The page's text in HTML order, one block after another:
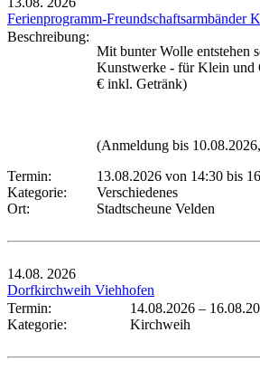
Ferienprogramm-Freundschaftsarmbänder
Beschreibung:
Mit bunter Wolle entstehen
Kunstwerke - für Klein und
€ inkl. Getränk)
(Anmeldung bis
Termin:
13.08.2026 von 14:30 bis
Kategorie:
Verschiedenes
Ort:
Stadtscheune Velden
14.08. 2026
Dorfkirchweih Viehhofen
Termin:
14.08.2026 –
Kategorie:
Kirchweih